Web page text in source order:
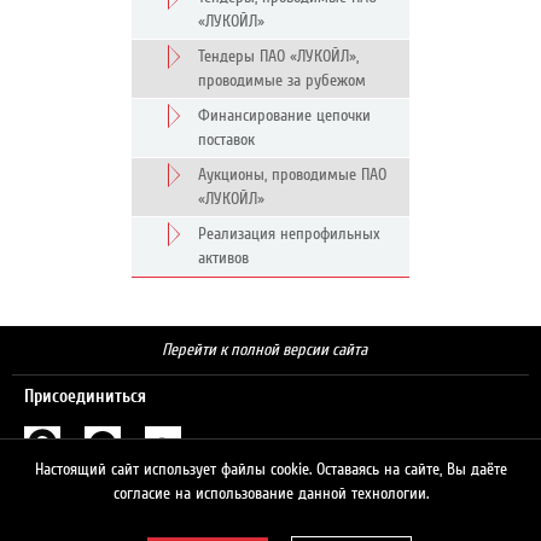
«ЛУКОЙЛ»
Тендеры ПАО «ЛУКОЙЛ»,
проводимые за рубежом
Финансирование цепочки
поставок
Аукционы, проводимые ПАО
«ЛУКОЙЛ»
Реализация непрофильных
активов
Перейти к полной версии сайта
Присоединиться
Настоящий сайт использует файлы cookie. Оставаясь на сайте, Вы даёте
согласие на использование данной технологии.